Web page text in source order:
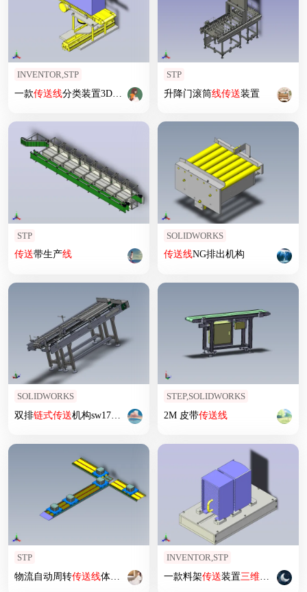
INVENTOR,STP
一款传送线分类装置3D模型
STP
升降门滚筒线传送装置
STP
传送带生产线
SOLIDWORKS
传送线NG排出机构
SOLIDWORKS
双排链式传送机构sw17可编辑
STEP,SOLIDWORKS
2M 皮带传送线
STP
物流自动周转传送线体设计
INVENTOR,STP
一款料架传送装置三维模型